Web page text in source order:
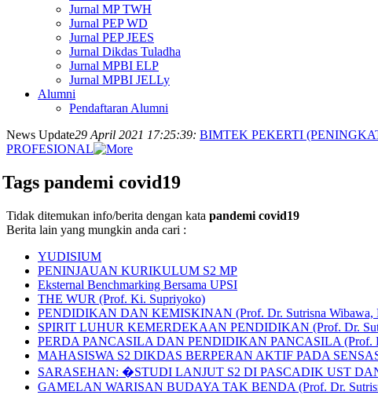
Jurnal MP TWH
Jurnal PEP WD
Jurnal PEP JEES
Jurnal Dikdas Tuladha
Jurnal MPBI ELP
Jurnal MPBI JELLy
Alumni
Pendaftaran Alumni
News Update29 April 2021 17:25:39: BIMTEK PEKERTI
PROFESIONAL
Tags pandemi covid19
Tidak ditemukan info/berita dengan kata pandemi covid19
Berita lain yang mungkin anda cari :
YUDISIUM
PENINJAUAN KURIKULUM S2 MP
Eksternal Benchmarking Bersama UPSI
THE WUR (Prof. Ki. Supriyoko)
PENDIDIKAN DAN KEMISKINAN (Prof. Dr. Sutrisna Wibawa,
SPIRIT LUHUR KEMERDEKAAN PENDIDIKAN (Prof. Dr.
PERDA PANCASILA DAN PENDIDIKAN PANCASILA (Prof.
MAHASISWA S2 DIKDAS BERPERAN AKTIF PADA
SARASEHAN: �STUDI LANJUT S2 DI PASCADIK UST
GAMELAN WARISAN BUDAYA TAK BENDA (Prof. Dr.